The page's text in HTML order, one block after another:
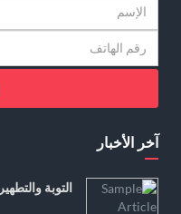
آخر الأخبار
التوبة